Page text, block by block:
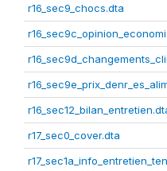
r16_sec9_chocs.dta
r17_sec0_cover.dta